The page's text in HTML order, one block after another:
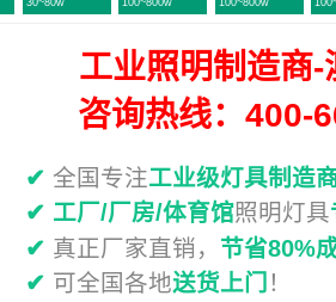
工业照明制造商-
咨询热线：400-
✔ 全国专注工业级灯具制造
✔ 工厂/厂房/体育馆照明灯具
✔ 真正厂家直销， 节省80%
✔ 可全国各地送货上门 ！